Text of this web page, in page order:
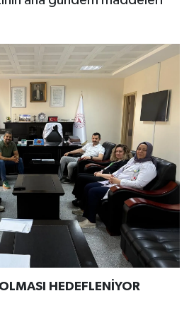
HEDEFLENİYOR